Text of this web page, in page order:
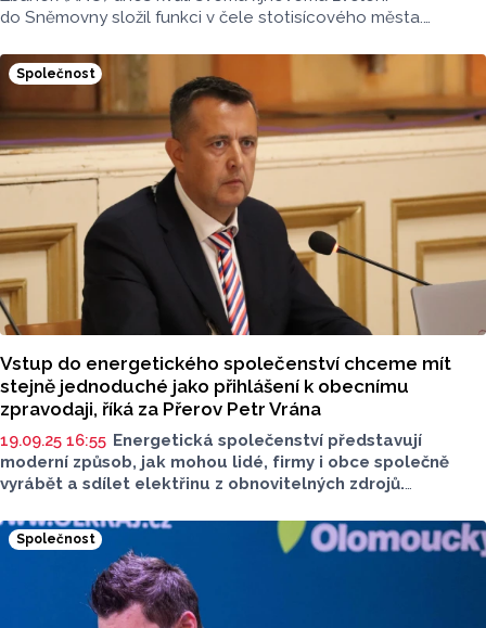
do Sněmovny složil funkci v čele stotisícového města.
zastupitelstvo zvolilo dosavadní Žbánkovu náměstkyni
Miroslavu Ferancovou (ANO), funkce se ujme 1. ledna. Stane
se první primátorkou v historii Olomouce. Žbánek byl
primátorem od listopadu 2018. Na personální změně
se dohodla radniční koalice složená z ANO, ProOlomouc,
Pirátů a spOLečně.
Společnost
Vstup do energetického společenství chceme mít
stejně jednoduché jako přihlášení k obecnímu
zpravodaji, říká za Přerov Petr Vrána
19.09.25 16:55 Energetická společenství představují
moderní způsob, jak mohou lidé, firmy i obce společně
vyrábět a sdílet elektřinu z obnovitelných zdrojů.
třeba ze slunce – a chytře ji mezi sebou rozdělíme. Díky
tomu můžeme snížit náklady na elektřinu, stát se méně
závislí na velkých dodavatelích a zároveň podpořit čistší
a udržitelnou budoucnost našeho regionu.
Společnost